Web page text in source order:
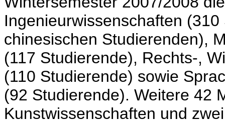
Ingenieurwissenschaften
chinesischen Studierenden),
(117 Studierende), Rechts-,
(110 Studierende) sowie
(92 Studierende). Weitere 42
Kunstwissenschaften und